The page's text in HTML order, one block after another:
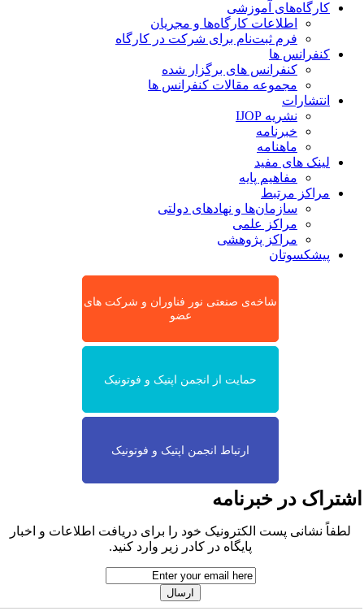
کارگاه‌های آموزشی
اطلاعات کارگاه‌ها و مجریان
فرم ثبت‌نام برای شرکت در کارگاه
کنفرانس ها
کنفرانس های برگزار شده
مجموعه مقالات کنفرانس ها
انتشارات
نشریه IJOP
خبرنامه
ماهنامه
لینک های مفید
مفاهیم پایه
مراکز مرتبط
سازمان‌ها و نهادهای دولتی
مراکز علمی
مراکز پژوهشی
پیشکسوتان
شاخه‌ی صنعتی نور فناوران و شرکت های
عضو
حمایت از انجمن اپتیک و فوتونیک
ارتباط انجمن اپتیک و فوتونیک
در خبرنامه
لطفاً نشانی پست الکترونیک خود را برای دریافت اطلاعات و اخبار
پایگاه در کادر زیر وارد کنید.